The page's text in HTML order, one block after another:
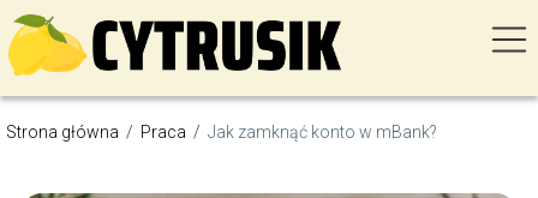
Strona główna / Praca / Jak zamknąć konto w mBank?